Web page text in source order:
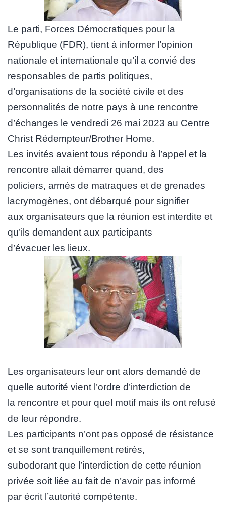
Le parti, Forces Démocratiques pour la
République (FDR), tient à informer l’opinion
nationale et internationale qu’il a convié des
responsables de partis politiques,
d’organisations de la société civile et des
personnalités de notre pays à une rencontre
d’échanges le vendredi 26 mai 2023 au Centre
Christ Rédempteur/Brother Home.
Les invités avaient tous répondu à l’appel et la
rencontre allait démarrer quand, des
policiers, armés de matraques et de grenades
lacrymogènes, ont débarqué pour signifier
aux organisateurs que la réunion est interdite et
qu’ils demandent aux participants
d’évacuer les lieux.
Les organisateurs leur ont alors demandé de
quelle autorité vient l’ordre d’interdiction de
la rencontre et pour quel motif mais ils ont refusé
de leur répondre.
Les participants n’ont pas opposé de résistance
et se sont tranquillement retirés,
subodorant que l’interdiction de cette réunion
privée soit liée au fait de n’avoir pas informé
par écrit l’autorité compétente.